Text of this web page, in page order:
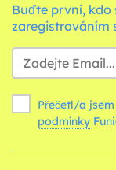
Buďte první, kdo
zaregistrováním
Přečetl/a
podmínky